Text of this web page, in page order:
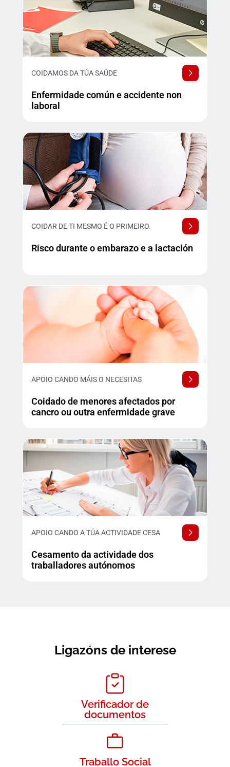
COIDAMOS DA TÚA SAÚDE
Enfermidade común e accidente non
laboral
COIDAR DE TI MESMO É O PRIMEIRO.
Risco durante o embarazo e a lactación
APOIO CANDO MÁIS O NECESITAS
Coidado de menores afectados por
cancro ou outra enfermidade grave
APOIO CANDO A TÚA ACTIVIDADE CESA
Cesamento da actividade dos
traballadores autónomos
Ligazóns de interese
Verificador de
documentos
Traballo Social